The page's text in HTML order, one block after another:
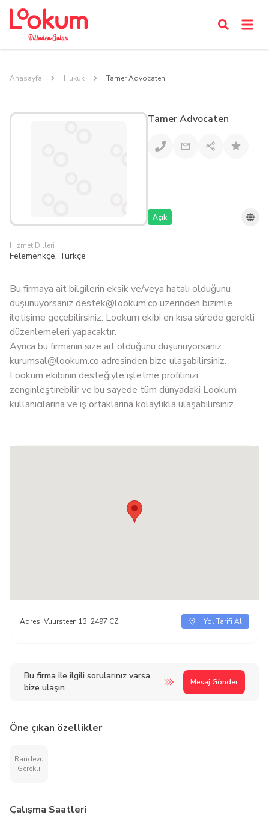
Anasayfa Hukuk Tamer Advocaten
Tamer Advocaten
Açık
Hizmet Dilleri
Felemenkçe, Türkçe
Bu firmaya ait bilgilerin eksik ve/veya hatalı olduğunu
düşünüyorsanız destek@lookum.co üzerinden bizimle
iletişime geçebilirsiniz. Lookum ekibi en kısa sürede gerekli
düzenlemeleri yapacaktır.
Ayrıca bu firmanın size ait olduğunu düşünüyorsanız
kurumsal@lookum.co adresinden bize ulaşabilirsiniz.
Lookum ekibinin desteğiyle işletme profilinizi
zenginleştirebilir ve bu sayede tüm dünyadaki Lookum
kullanıcılarına ve iş ortaklarına kolaylıkla ulaşabilirsiniz.
Bu firma ile ilgili sorularınız varsa
bize ulaşın
Mesaj Gönder
Adres: Vuursteen 13, 2497 CZ Yol Tarifi Al
Öne çıkan özellikler
Randevu
Gerekli
Çalışma Saatleri